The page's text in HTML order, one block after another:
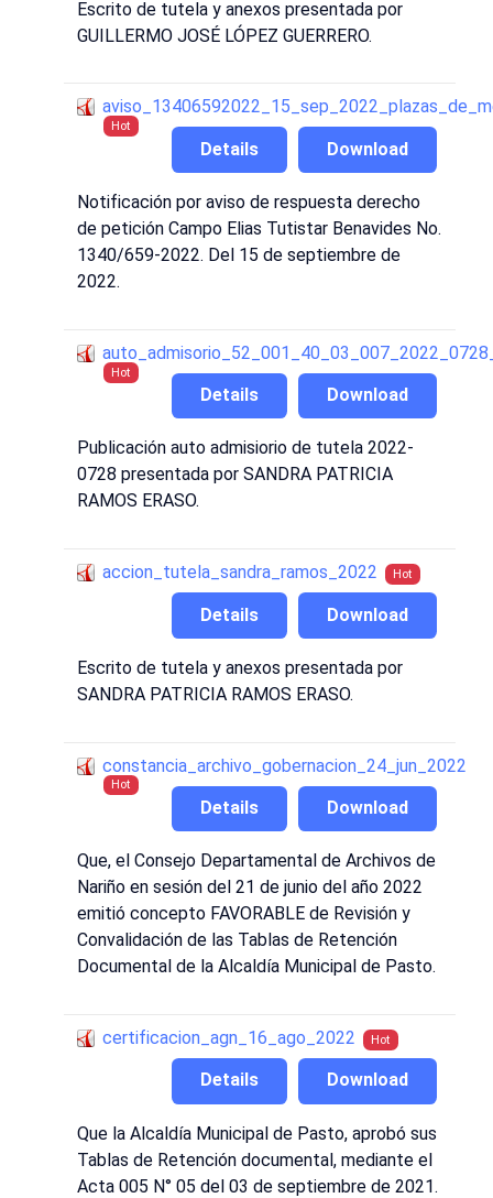
Escrito de tutela y anexos presentada por
GUILLERMO JOSÉ LÓPEZ GUERRERO.
Hot
Download
Details
Notificación por aviso de respuesta derecho
de petición Campo Elias Tutistar Benavides No.
1340/659-2022. Del 15 de septiembre de
2022.
Hot
Download
Details
Publicación auto admisiorio de tutela 2022-
0728 presentada por SANDRA PATRICIA
RAMOS ERASO.
accion_tutela_sandra_ramos_2022 Hot
Download
Details
Escrito de tutela y anexos presentada por
SANDRA PATRICIA RAMOS ERASO.
constancia_archivo_gobernacion_24_jun_2022
Hot
Download
Details
Que, el Consejo Departamental de Archivos de
Nariño en sesión del 21 de junio del año 2022
emitió concepto FAVORABLE de Revisión y
Convalidación de las Tablas de Retención
Documental de la Alcaldía Municipal de Pasto.
certificacion_agn_16_ago_2022 Hot
Download
Details
Que la Alcaldía Municipal de Pasto, aprobó sus
Tablas de Retención documental, mediante el
Acta 005 N° 05 del 03 de septiembre de 2021.